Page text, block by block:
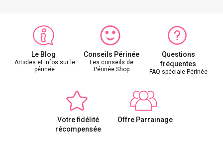
Le Blog
Articles et infos sur le
périnée
Conseils Périnée
Les conseils de
Périnée Shop
Questions
fréquentes
FAQ spéciale Périnée
Votre fidélité
récompensée
Offre Parrainage